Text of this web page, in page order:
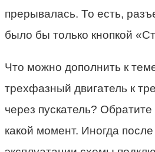
прерывалась. То есть,
было бы только кнопкой
Что можно дополнить к
трехфазный двигатель к
через пускатель?
какой момент. Иногда